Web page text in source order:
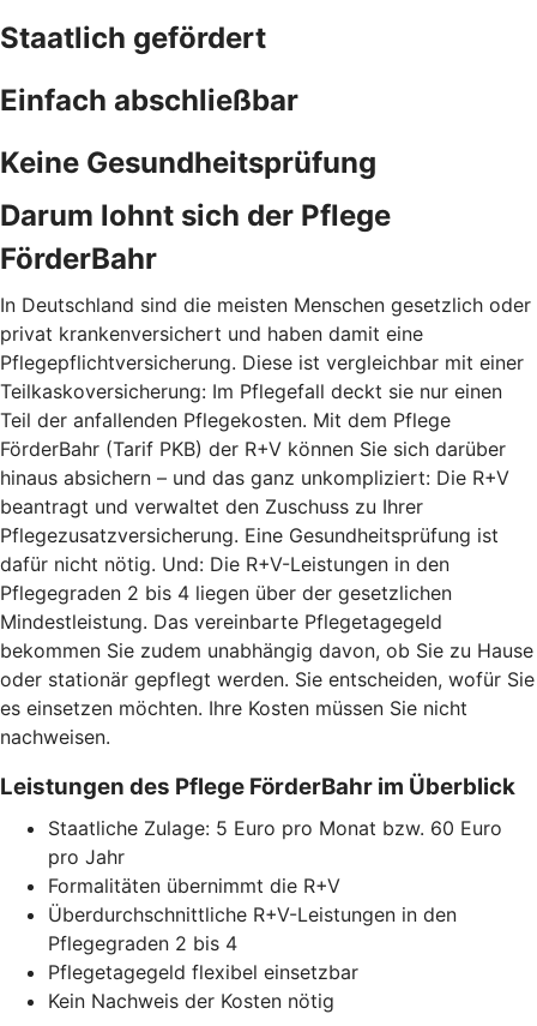
Staatlich gefördert
Einfach abschließbar
Keine Gesundheitsprüfung
Darum lohnt sich der Pflege
FörderBahr
In Deutschland sind die meisten Menschen gesetzlich oder
privat krankenversichert und haben damit eine
Pflegepflichtversicherung. Diese ist vergleichbar mit einer
Teilkaskoversicherung: Im Pflegefall deckt sie nur einen
Teil der anfallenden Pflegekosten. Mit dem Pflege
FörderBahr (Tarif PKB) der R+V können Sie sich darüber
hinaus absichern – und das ganz unkompliziert: Die R+V
beantragt und verwaltet den Zuschuss zu Ihrer
Pflegezusatzversicherung. Eine Gesundheitsprüfung ist
dafür nicht nötig. Und: Die R+V-Leistungen in den
Pflegegraden 2 bis 4 liegen über der gesetzlichen
Mindestleistung. Das vereinbarte Pflegetagegeld
bekommen Sie zudem unabhängig davon, ob Sie zu Hause
oder stationär gepflegt werden. Sie entscheiden, wofür Sie
es einsetzen möchten. Ihre Kosten müssen Sie nicht
nachweisen.
Leistungen des Pflege FörderBahr im Überblick
Staatliche Zulage: 5 Euro pro Monat bzw. 60 Euro
pro Jahr
Formalitäten übernimmt die R+V
Überdurchschnittliche R+V-Leistungen in den
Pflegegraden 2 bis 4
Pflegetagegeld flexibel einsetzbar
Kein Nachweis der Kosten nötig